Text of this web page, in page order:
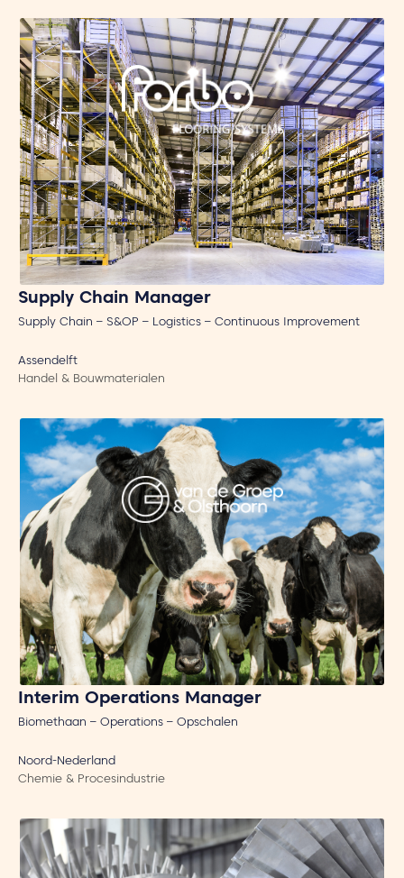
Supply Chain Manager
Supply Chain – S&OP – Logistics – Continuous Improvement
Assendelft
Handel & Bouwmaterialen
Interim Operations Manager
Biomethaan – Operations – Opschalen
Noord-Nederland
Chemie & Procesindustrie